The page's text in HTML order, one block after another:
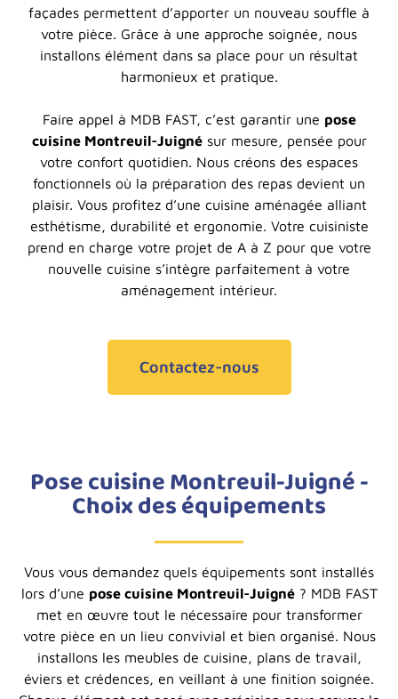
façades permettent d’apporter un nouveau souffle à
votre pièce. Grâce à une approche soignée, nous
installons élément dans sa place pour un résultat
harmonieux et pratique.
Faire appel à MDB FAST, c’est garantir une pose
cuisine Montreuil-Juignésur mesure, pensée pour
votre confort quotidien. Nous créons des espaces
fonctionnels où la préparation des repas devient un
plaisir. Vous profitez d’une cuisine aménagée alliant
esthétisme, durabilité et ergonomie. Votre cuisiniste
prend en charge votre projet de A à Z pour que votre
nouvelle cuisine s’intègre parfaitement à votre
aménagement intérieur.
Contactez-nous
Pose cuisine Montreuil-Juigné -
Choix des équipements
Vous vous demandez quels équipements sont installés
lors d’une pose cuisine Montreuil-Juigné? MDB FAST
met en œuvre tout le nécessaire pour transformer
votre pièce en un lieu convivial et bien organisé. Nous
installons les meubles de cuisine, plans de travail,
éviers et crédences, en veillant à une finition soignée.